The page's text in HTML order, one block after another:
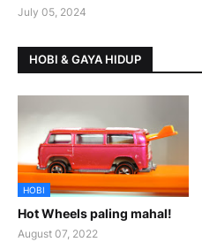
July 05, 2024
HOBI & GAYA HIDUP
HOBI
Hot Wheels paling mahal!
August 07, 2022